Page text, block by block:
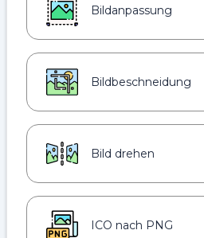
Bildanpassung
Bildbeschneidung
Bild drehen
ICO nach PNG